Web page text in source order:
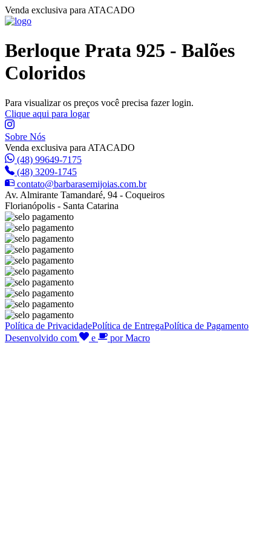
Venda exclusiva para ATACADO
Berloque Prata 925 - Balões
Coloridos
Para visualizar os preços você precisa fazer login.
Clique aqui para logar
Sobre Nós
Venda exclusiva para ATACADO
(48) 99649-7175
(48) 3209-1745
contato@barbarasemijoias.com.br
Av. Almirante Tamandaré, 94 - Coqueiros
Florianópolis - Santa Catarina
Política de PrivacidadePolítica de EntregaPolítica de Pagamento
Desenvolvido com
e por Macro